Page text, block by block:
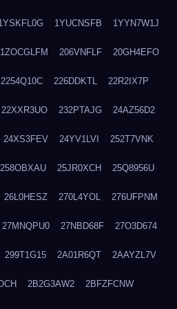
1YUCNSFB 1YYN7W1J
1ZOCGLFM 206VNFLF 20GH4EFO
2254Q10C 226DDKTL 22R2IX7P
22XXR3UO 232PTAJG 24AZ56D2
24XS3FEV 24YV1LVI 252T7VNK
258OBXAU 25JR0XCH 25Q8956U
26L0HESZ 270L4YOL 276UFPNM
27MNQPU0 27NBD68F 27O3D674
299T1G15 2A01R6QT 2AAYZL7V
2B2G3AW2 2BFZFCNW